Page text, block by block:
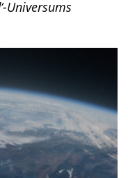
Universums